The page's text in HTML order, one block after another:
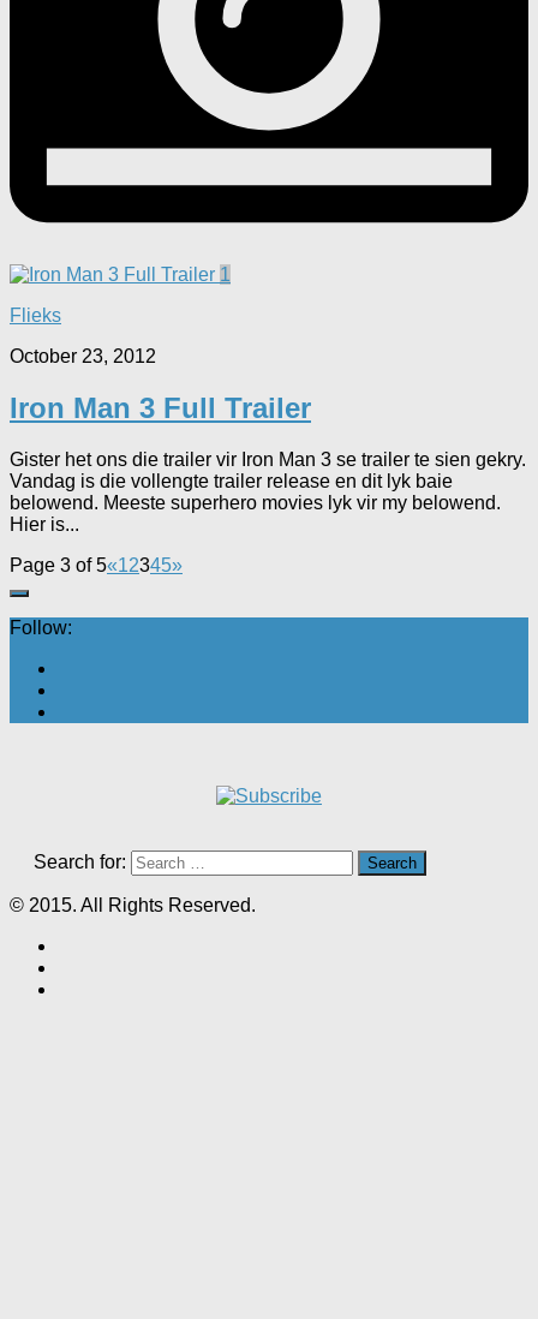
1
Flieks
October 23, 2012
Iron Man 3 Full Trailer
Gister het ons die trailer vir Iron Man 3 se trailer te sien gekry.
Vandag is die vollengte trailer release en dit lyk baie
belowend. Meeste superhero movies lyk vir my belowend.
Hier is...
Page 3 of 5«12345»
Follow:
Search for:
© 2015. All Rights Reserved.